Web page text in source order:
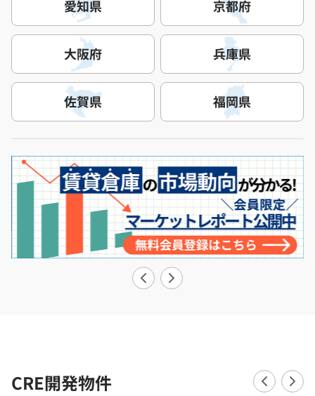
愛知県 京都府
大阪府 兵庫県
佐賀県 福岡県
CRE開発物件